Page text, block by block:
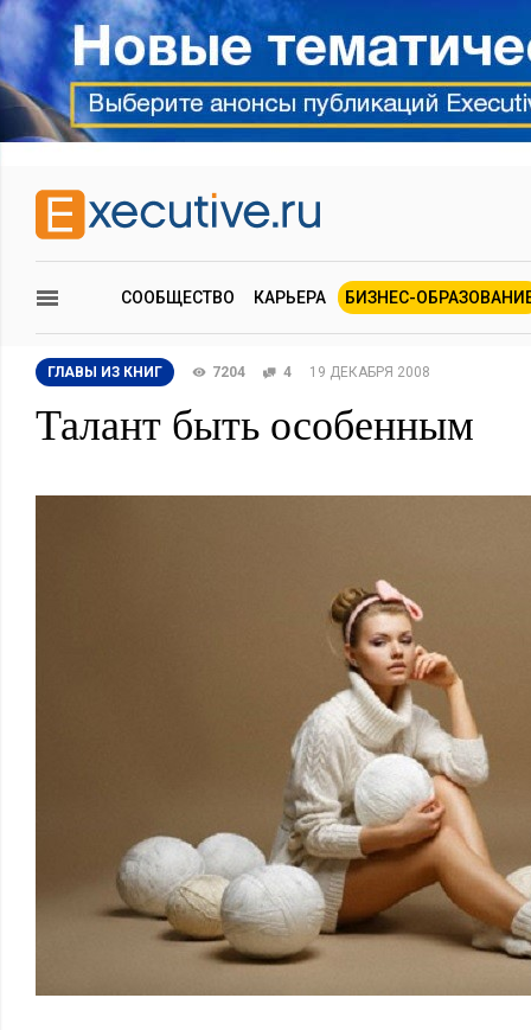
СООБЩЕСТВО КАРЬЕРА БИЗНЕС-
ГЛАВЫ ИЗ КНИГ 7204 4 19 ДЕКАБРЯ 2008
Талант быть особенным